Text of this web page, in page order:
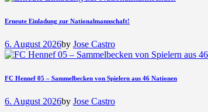
Erneute Einladung zur Nationalmannschaft!
6. August 2026by Jose Castro
FC Hennef 05 – Sammelbecken von Spielern aus 46 Nationen
6. August 2026by Jose Castro